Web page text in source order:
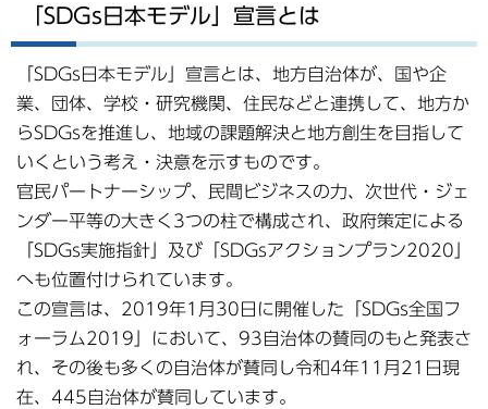
「SDGs日本モデル」宣言とは
「SDGs日本モデル」宣言とは、地方自治体が、国や企
業、団体、学校・研究機関、住民などと連携して、地方か
らSDGsを推進し、地域の課題解決と地方創生を目指して
いくという考え・決意を示すものです。
官民パートナーシップ、民間ビジネスの力、次世代・ジェ
ンダー平等の大きく3つの柱で構成され、政府策定による
「SDGs実施指針」及び「SDGsアクションプラン2020」
へも位置付けられています。
この宣言は、2019年1月30日に開催した「SDGs全国フ
ォーラム2019」において、93自治体の賛同のもと発表さ
れ、その後も多くの自治体が賛同し令和4年11月21日現
在、445自治体が賛同しています。